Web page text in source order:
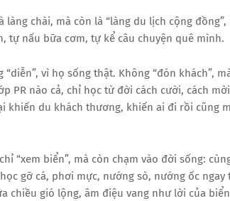
làng chài, mà còn là “làng du lịch cộng
tự nấu bữa cơm, tự kể câu chuyện quê mình.
vì họ sống thật. Không “đón khách”,
PR nào cả, chỉ học từ đời cách cười, cách
khiến du khách thương, khiến ai đi rồi cũng
“xem biển”, mà còn chạm vào đời sống:
gỡ cá, phơi mực, nướng sò, nướng ốc ngay
chiều gió lộng, âm điệu vang như lời của